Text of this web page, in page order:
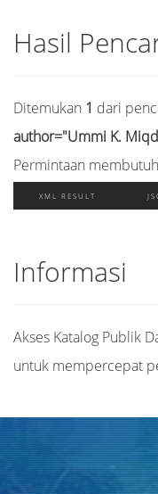
Hasil
Ditemukan 1 dari
author="Ummi K.
Permintaan
XML RESULT
Informasi
Akses Katalog Publik
untuk mempercepat